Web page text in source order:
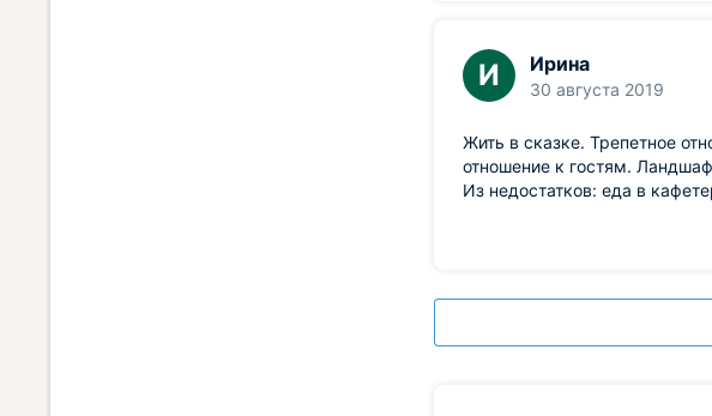
И Ирина
30 августа 2019
Жить в сказке. Трепетное
отношение к гостям.
Из недостатков: еда в